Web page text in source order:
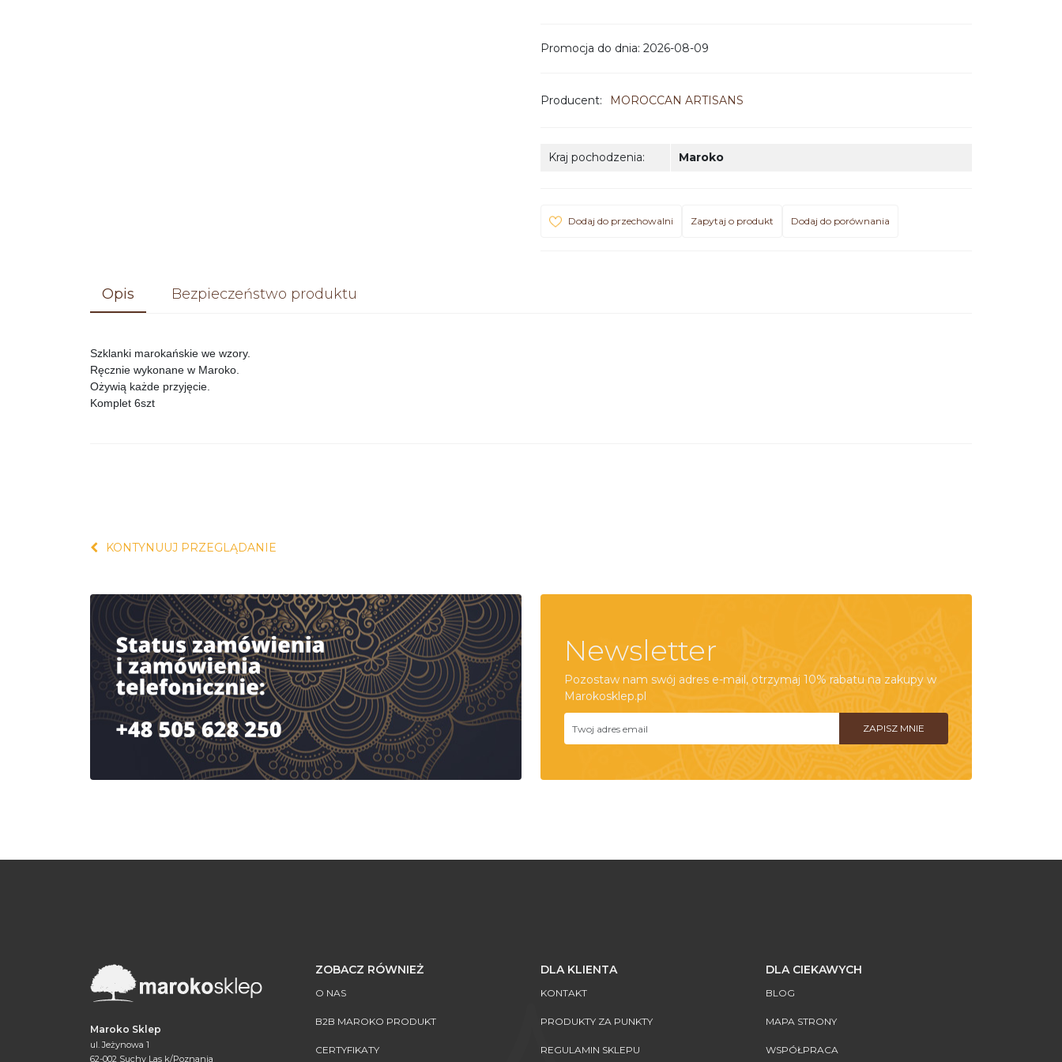
Promocja do dnia: 2026-08-09
Producent: MOROCCAN ARTISANS
Kraj pochodzenia: Maroko
Dodaj do przechowalni Zapytaj o produkt Dodaj do porównania
Opis Bezpieczeństwo produktu
Szklanki marokańskie we wzory.
Ręcznie wykonane w Maroko.
Ożywią każde przyjęcie.
Komplet 6szt
KONTYNUUJ PRZEGLĄDANIE
Newsletter
Pozostaw nam swój adres e-mail, otrzymaj 10% rabatu na zakupy w
Marokosklep.pl
Maroko Sklep
ul. Jeżynowa 1
62-002 Suchy Las k/Poznania
ZOBACZ RÓWNIEŻ
O NAS
B2B MAROKO PRODUKT
CERTYFIKATY
DLA KLIENTA
KONTAKT
PRODUKTY ZA PUNKTY
REGULAMIN SKLEPU
DLA CIEKAWYCH
BLOG
MAPA STRONY
WSPÓŁPRACA